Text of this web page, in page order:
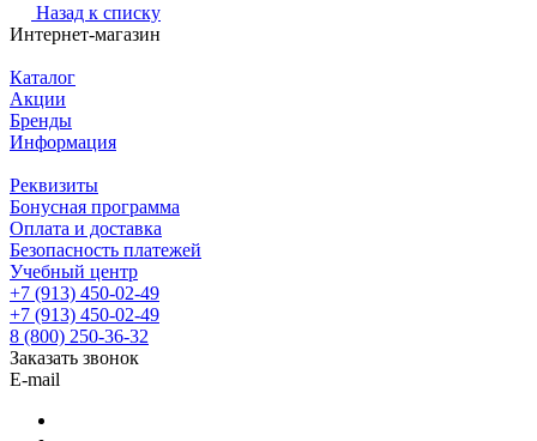
Назад к списку
Интернет-магазин
Каталог
Акции
Бренды
Информация
Реквизиты
Бонусная программа
Оплата и доставка
Безопасность платежей
Учебный центр
+7 (913) 450-02-49
+7 (913) 450-02-49
8 (800) 250-36-32
Заказать звонок
E-mail